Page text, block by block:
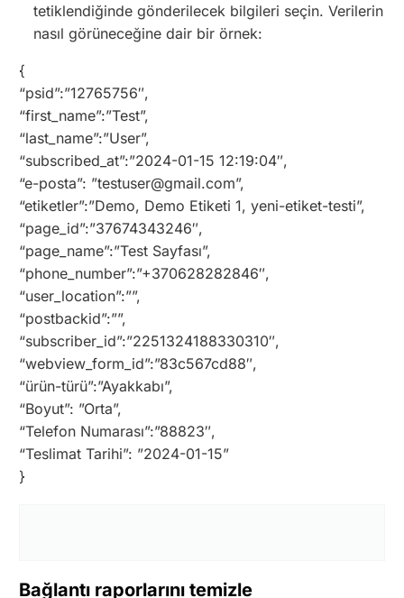
tetiklendiğinde gönderilecek bilgileri seçin. Verilerin
nasıl görüneceğine dair bir örnek:
{
“psid”:”12765756″,
“first_name”:”Test”,
“last_name”:”User”,
“subscribed_at”:”2024-01-15 12:19:04″,
“e-posta”: ”testuser@gmail.com”,
“etiketler”:”Demo, Demo Etiketi 1, yeni-etiket-testi”,
“page_id”:”37674343246″,
“page_name”:”Test Sayfası”,
“phone_number”:”+370628282846″,
“user_location”:””,
“postbackid”:””,
“subscriber_id”:”2251324188330310″,
“webview_form_id”:”83c567cd88″,
“ürün-türü”:”Ayakkabı”,
“Boyut”: ”Orta”,
“Telefon Numarası”:”88823″,
“Teslimat Tarihi”: ”2024-01-15”
}
Bağlantı raporlarını temizle